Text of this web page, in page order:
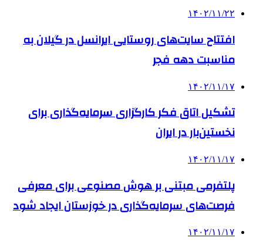
۱۴۰۲/۱۱/۲۲
افتتاح سایت‌های روستایی ایرانسل در گیلان به
مناسبت دهه فجر
۱۴۰۲/۱۱/۱۷
تشکیل اتاق فکر کارگزاری سرمایه‌گذاری برای
نخستین‌بار در ایران
۱۴۰۲/۱۱/۱۷
پلتفرمی مبتنی بر هوش مصنوعی برای معرفی
فرصت‌های سرمایه‌گذاری در خوزستان ایجاد شود
۱۴۰۲/۱۱/۱۷